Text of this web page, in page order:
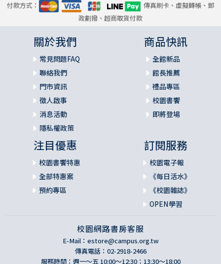
付款方式：
傳真刷卡、虛擬轉帳、郵
政劃撥、超商取貨付款
關於我們
常見問題FAQ
聯絡我們
門市資訊
徵人啟事
消息活動
隱私權政策
商品快訊
全館新品
館長推薦
禮品專區
校園書饗
即將登場
注目優惠
校園書饗特惠
全部特惠案
預約專區
訂閱服務
校園電子報
《每日活水》
《校園雜誌》
OPEN學習
校園網路書房客服
E-Mail： estore@campus.org.tw
傳真電話：02-2918-2466
服務時間：週一～五 10:00～12:30；13:30～18:00